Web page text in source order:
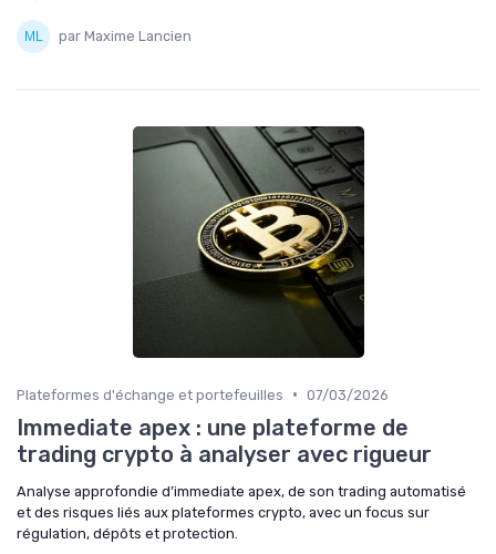
par Maxime Lancien
Plateformes d'échange et portefeuilles • 07/03/2026
Immediate apex : une plateforme de
trading crypto à analyser avec rigueur
Analyse approfondie d’immediate apex, de son trading automatisé
et des risques liés aux plateformes crypto, avec un focus sur
régulation, dépôts et protection.